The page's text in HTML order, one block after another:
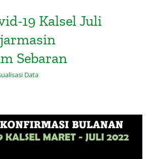
19 Kalsel Juli
Sebaran
Data